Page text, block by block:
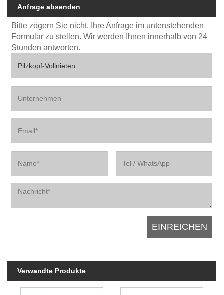
Anfrage absenden
Bitte zögern Sie nicht, Ihre Anfrage im untenstehenden
Formular zu stellen. Wir werden Ihnen innerhalb von 24
Stunden antworten.
Verwandte Produkte